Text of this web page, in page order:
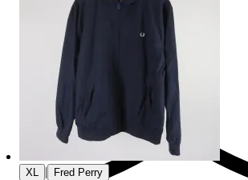
Ersättning om du inte får din vara
XL | Fred Perry